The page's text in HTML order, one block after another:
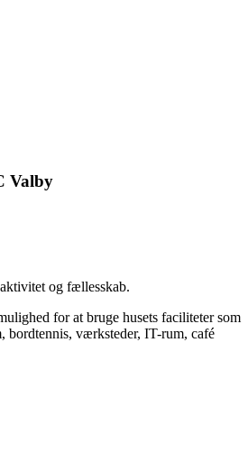
Valby
og fællesskab.
for at bruge husets faciliteter som
bordtennis, værksteder, IT-rum, café